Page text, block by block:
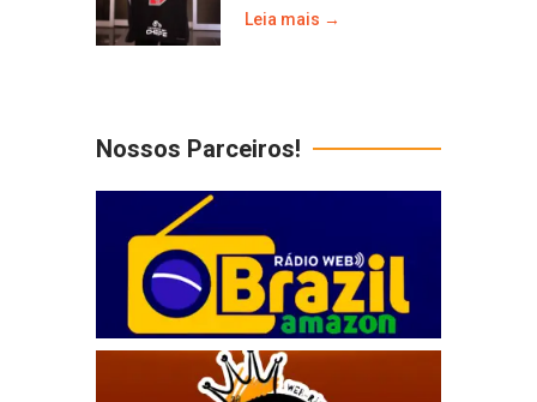
Leia mais →
Nossos Parceiros!